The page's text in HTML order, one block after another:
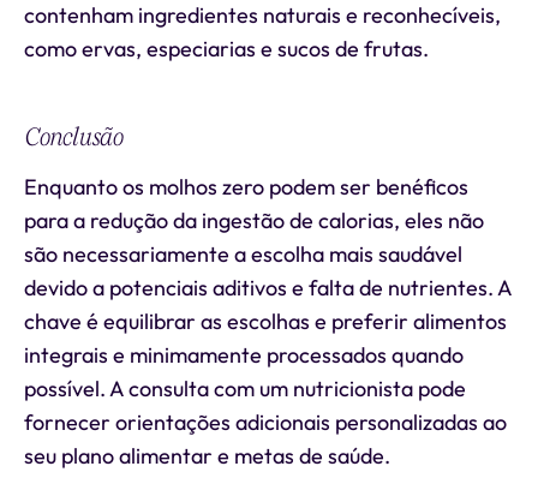
contenham ingredientes naturais e reconhecíveis,
como ervas, especiarias e sucos de frutas.
Conclusão
Enquanto os molhos zero podem ser benéficos
para a redução da ingestão de calorias, eles não
são necessariamente a escolha mais saudável
devido a potenciais aditivos e falta de nutrientes. A
chave é equilibrar as escolhas e preferir alimentos
integrais e minimamente processados quando
possível. A consulta com um nutricionista pode
fornecer orientações adicionais personalizadas ao
seu plano alimentar e metas de saúde.